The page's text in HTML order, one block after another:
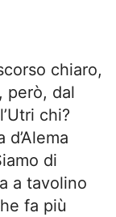
chiaro,
però, dal
chi?
di
a tavolino
fa più